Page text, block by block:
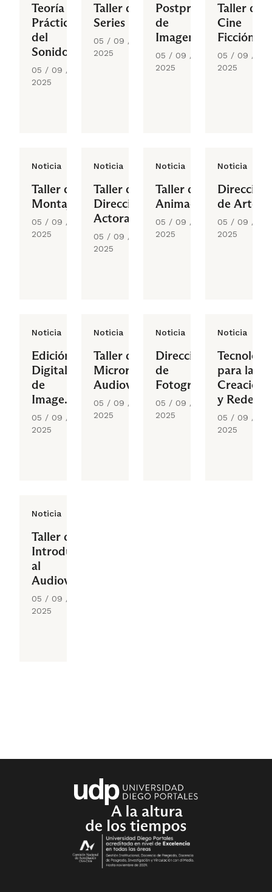
Teoría y
Práctica
del
Sonido
05 / 09 /
2025
Taller de
Series
05 / 09 /
2025
Postproducción
de
Imagen
05 / 09 /
2025
Taller de
Cine
Ficción I
05 / 09 /
2025
Noticia
Taller de
Montaje
05 / 09 /
2025
Noticia
Taller de
Dirección
Actoral
05 / 09 /
2025
Noticia
Taller de
Animación
05 / 09 /
2025
Noticia
Dirección
de Arte
05 / 09 /
2025
Noticia
Edición
Digital
de
Imagen
y Sonido
05 / 09 /
2025
Noticia
Taller de
Microrrelato
Audiovisual
05 / 09 /
2025
Noticia
Dirección
de
Fotografía
05 / 09 /
2025
Noticia
para la
Creación
y Redes
Sociales
05 / 09 /
2025
Noticia
Taller de
Introducción
al
Audiovisual
05 / 09 /
2025